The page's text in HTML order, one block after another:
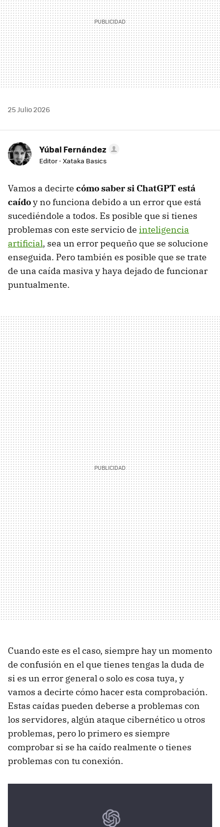
25 Julio 2026
Yúbal Fernández
Editor - Xataka Basics
Vamos a decirte cómo saber si ChatGPT está
caídoy no funciona debido a un error que está
sucediéndole a todos. Es posible que si tienes
problemas con este servicio de inteligencia
artificial, sea un error pequeño que se solucione
enseguida. Pero también es posible que se trate
de una caída masiva y haya dejado de funcionar
puntualmente.
Cuando este es el caso, siempre hay un momento
de confusión en el que tienes tengas la duda de
si es un error general o solo es cosa tuya, y
vamos a decirte cómo hacer esta comprobación.
Estas caídas pueden deberse a problemas con
los servidores, algún ataque cibernético u otros
problemas, pero lo primero es siempre
comprobar si se ha caído realmente o tienes
problemas con tu conexión.